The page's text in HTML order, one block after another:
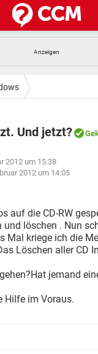
TIKTOK
TIKTOK
STREAMING
INSTAGRAM
HARDWARE
STREAMING
TIKTOK
HARDWARE
IOS
INSTAGRAM
HARDWARE
Und jetzt?
2012 um 15:38
2012 um 14:05
auf die CD-RW
und löschen . Nun
Mal kriege ich die
Löschen aller CD
jemand
Hilfe im Voraus.